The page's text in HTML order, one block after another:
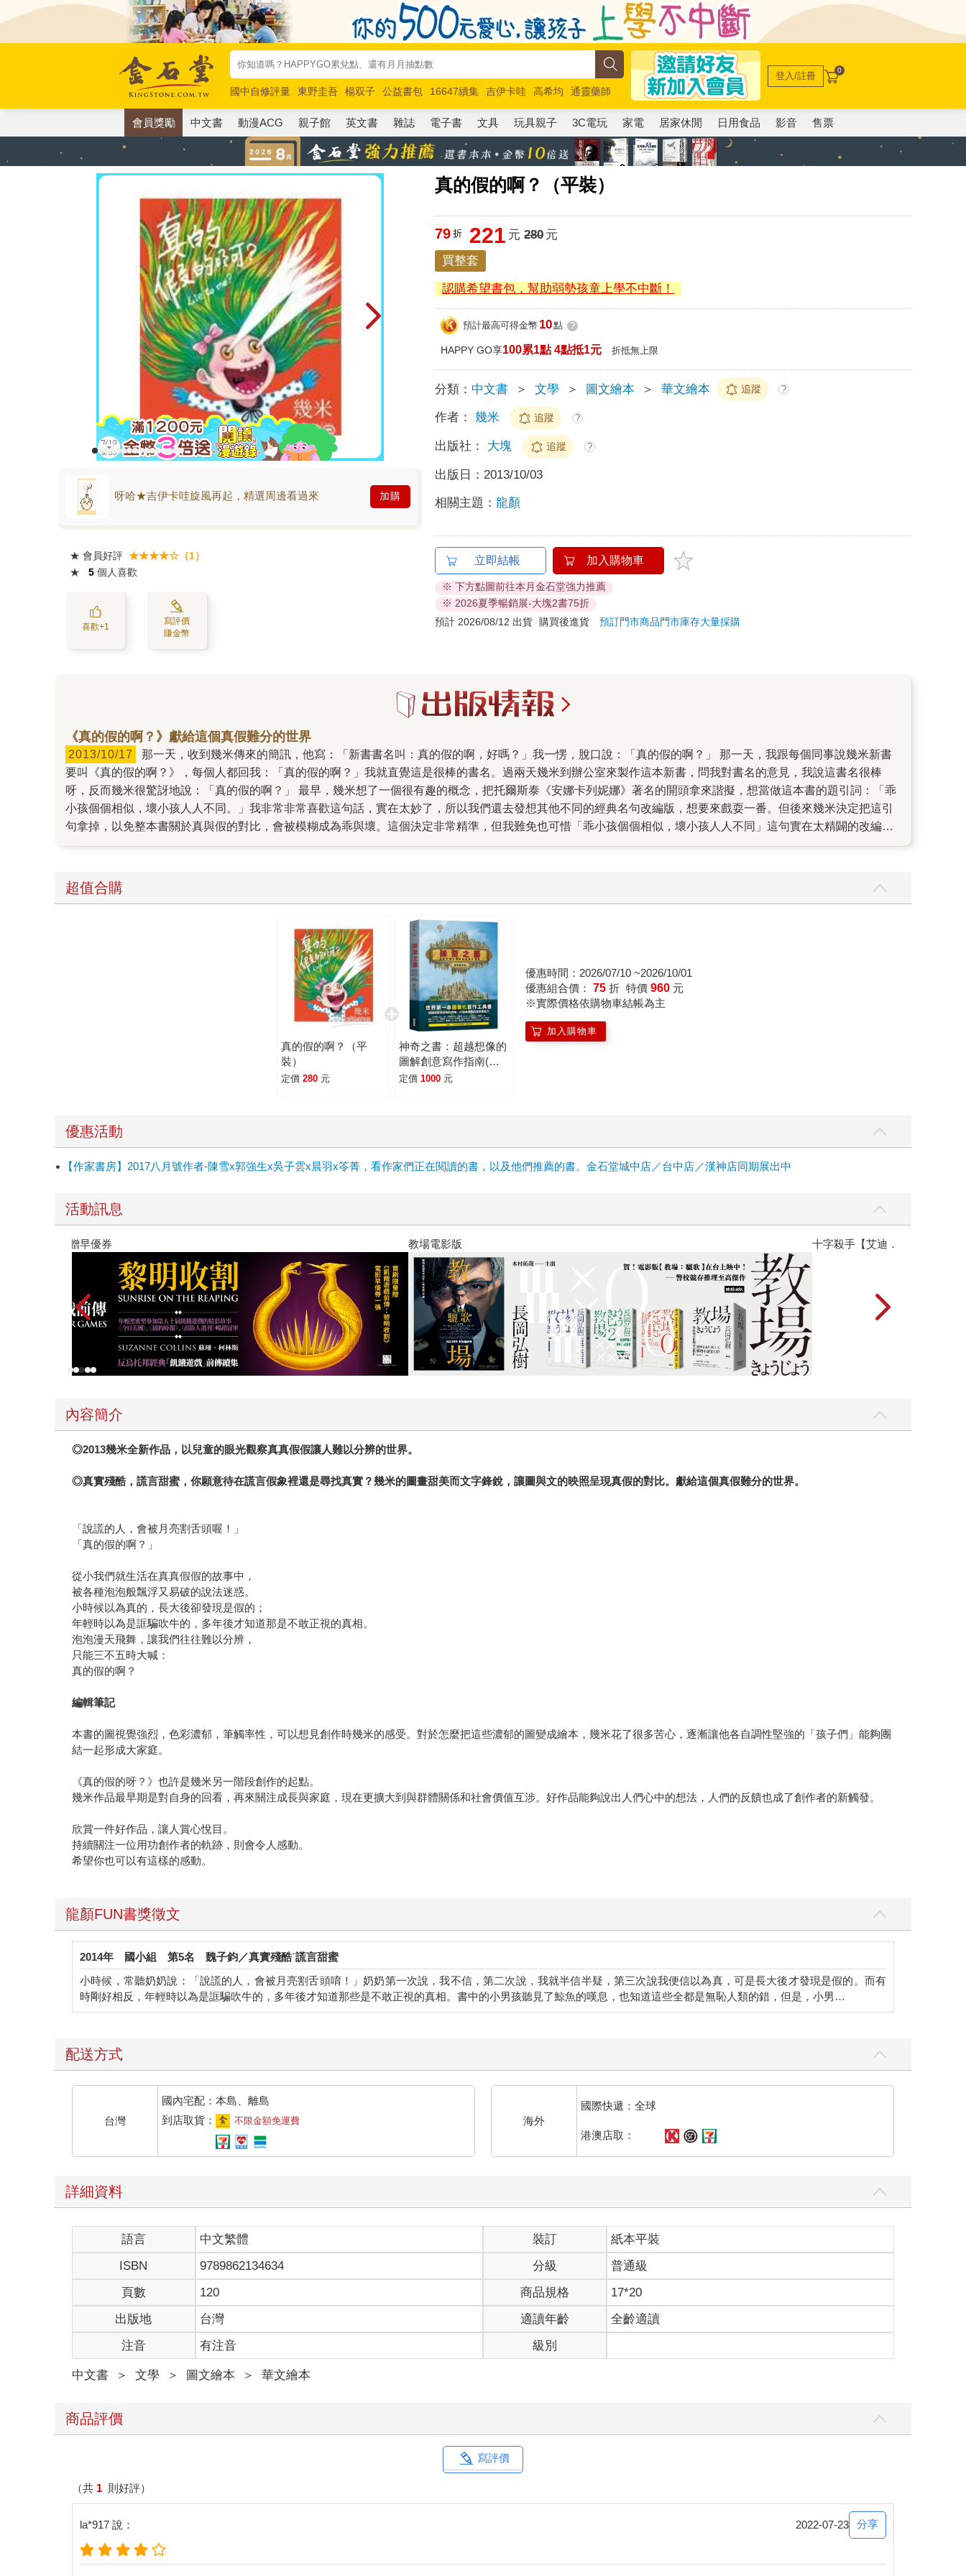
國中自修評量 東野圭吾 楊双子 公益書包 16647續集 吉伊卡哇 高希均
通靈藥師
唯紅花綻放
奧德賽 路邊攤新作 馬斯克 玩具總動員5 超慢跑
登入/註冊 0
會員獎勵 中文書 動漫ACG 親子館 英文書 雜誌 電子書 文具 玩具親子 3C電玩 家電 居家休閒 日用食品 影音 售票
真的假的啊？（平裝）
呀哈★吉伊卡哇旋風再起，精選周邊看過來 加購
★ 會員好評 ★★★★☆（1）
★
5 個人喜歡
喜歡+1
寫評價
賺金幣
79 折 221 元 280元
買整套
認購希望書包，幫助弱勢孩童上學不中斷！
預計最高可得金幣 10點 ?
HAPPY GO享100累1點 4點抵1元 折抵無上限
分類： 中文書 ＞ 文學 ＞ 圖文繪本 ＞ 華文繪本 追蹤 ?
作者： 幾米 追蹤 ?
出版社： 大塊 追蹤 ?
出版日： 2013/10/03
相關主題：龍顏
立即結帳 加入購物車
※ 下方點圖前往本月金石堂強力推薦
※ 2026夏季暢銷展-大塊2書75折
預計 2026/08/12 出貨
購買後進貨預訂門市商品門市庫存大量採購
《真的假的啊？》獻給這個真假難分的世界
2013/10/17
那一天，收到幾米傳來的簡訊，他寫：「新書書名叫：真的假的啊，好嗎？」我一愣，脫口說：「真的假的啊？」 那一天，我跟每個同事說幾米新書
要叫《真的假的啊？》，每個人都回我：「真的假的啊？」我就直覺這是很棒的書名。過兩天幾米到辦公室來製作這本新書，問我對書名的意見，我說這書名很棒
呀，反而幾米很驚訝地說：「真的假的啊？」 最早，幾米想了一個很有趣的概念，把托爾斯泰《安娜卡列妮娜》著名的開頭拿來諧擬，想當做這本書的題引詞：「乖
小孩個個相似，壞小孩人人不同。」我非常非常喜歡這句話，實在太妙了，所以我們還去發想其他不同的經典名句改編版，想要來戲耍一番。但後來幾米決定把這引
句拿掉，以免整本書關於真與假的對比，會被模糊成為乖與壞。這個決定非常精準，但我難免也可惜「乖小孩個個相似，壞小孩人人不同」這句實在太精闢的改編。
對如此工廠標準化一貫作業價值觀的反思，重點不是乖或壞，可能也不是真或假，而是要有分辨真假的思考能力。 很多讀者都希望幾米創作可愛有趣的故事，而幾米
總在可愛有趣之外，想要多帶一點什麼給大家。可愛有趣之外，若我們還能培養思考與判斷，這樣才能讓我們的生活繼續可愛有趣下去。
超值合購
真的假的啊？（平
裝）
定價 280 元
神奇之書：超越想像的
圖解創意寫作指南(絕
世擴充版)
定價 1000 元
優惠時間：2026/07/10 ~2026/10/01
優惠組合價： 75 折 特價 960 元
※實際價格依購物車結帳為主
加入購物車
優惠活動
【作家書房】2017八月號作者-陳雪x郭強生x吳子雲x晨羽x笭菁，看作家們正在閱讀的書，以及他們推薦的書。金石堂城中店／台中店／漢神店同期展出中
活動訊息
教場電影版 世界上最透明
內容簡介
◎2013幾米全新作品，以兒童的眼光觀察真真假假讓人難以分辨的世界。
◎真實殘酷，謊言甜蜜，你願意待在謊言假象裡還是尋找真實？幾米的圖畫甜美而文字鋒銳，讓圖與文的映照呈現真假的對比。獻給這個真假難分的世界。
「說謊的人，會被月亮割舌頭喔！」
「真的假的啊？」
從小我們就生活在真真假假的故事中，
被各種泡泡般飄浮又易破的說法迷惑。
小時候以為真的，長大後卻發現是假的；
年輕時以為是誆騙吹牛的，多年後才知道那是不敢正視的真相。
泡泡漫天飛舞，讓我們往往難以分辨，
只能三不五時大喊：
真的假的啊？
編輯筆記
本書的圖視覺強烈，色彩濃郁，筆觸率性，可以想見創作時幾米的感受。對於怎麼把這些濃郁的圖變成繪本，幾米花了很多苦心，逐漸讓他各自調性堅強的「孩子們」能夠團
結一起形成大家庭。
《真的假的呀？》也許是幾米另一階段創作的起點。
幾米作品最早期是對自身的回看，再來關注成長與家庭，現在更擴大到與群體關係和社會價值互涉。好作品能夠說出人們心中的想法，人們的反饋也成了創作者的新觸發。
欣賞一件好作品，讓人賞心悅目。
持續關注一位用功創作者的軌跡，則會令人感動。
希望你也可以有這樣的感動。
龍顏FUN書獎徵文
2014年 國小組第5名魏子鈞／真實殘酷˙謊言甜蜜
小時候，常聽奶奶說：「說謊的人，會被月亮割舌頭唷！」奶奶第一次說，我不信，第二次說，我就半信半疑，第三次說我便信以為真，可是長大後才發現是假的。而有
時剛好相反，年輕時以為是誆騙吹牛的，多年後才知道那些是不敢正視的真相。書中的小男孩聽見了鯨魚的嘆息，也知道這些全都是無恥人類的錯，但是，小男…
配送方式
台灣
國內宅配：本島、離島
到店取貨：
不限金額免運費 海外
國際快遞：全球
港澳店取：
詳細資料
語言 中文繁體 裝訂
紙本平裝
ISBN
9789862134634 分級
普通級
頁數
120 商品規格
17*20
出版地
台灣 適讀年齡
全齡適讀
注音
有注音 級別
中文書 ＞ 文學 ＞ 圖文繪本 ＞ 華文繪本
商品評價
寫評價
（共 1 則好評）
la*917 說： 2022-07-23 分享